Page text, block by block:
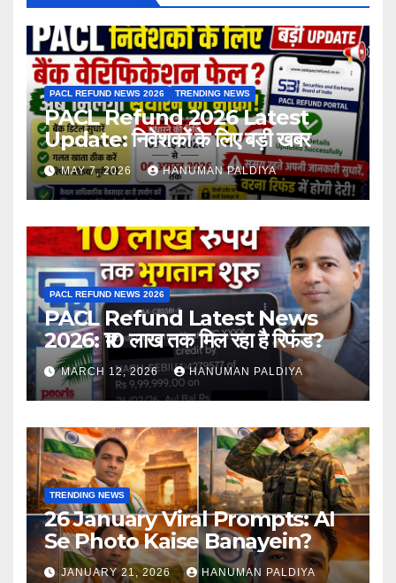
PACL REFUND NEWS 2026 TRENDING NEWS
PACL Refund 2026 Latest
Update: निवेशकों के लिए बड़ी खबर
MAY 7, 2026 HANUMAN PALDIYA
PACL REFUND NEWS 2026
PACL Refund Latest News
2026: ₹10 लाख तक मिल रहा है रिफंड?
MARCH 12, 2026 HANUMAN PALDIYA
TRENDING NEWS
26 January Viral Prompts: AI
Se Photo Kaise Banayein?
JANUARY 21, 2026 HANUMAN PALDIYA